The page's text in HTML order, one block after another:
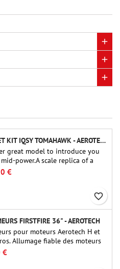
ROCKET KIT IQSY TOMAHAWK - AEROTECH
great model to introduce you
power.A scale replica of a
sounding rocket, small in size
to move to higher-level kits.
€
favorite_border
FIRSTFIRE 36" - AEROTECH
pour moteurs Aerotech H et
Allumage fiable des moteurs
91 cm de longu
€